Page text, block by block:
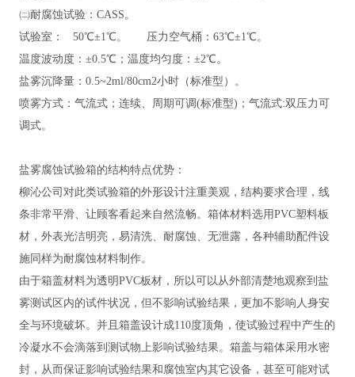
㈡耐腐蚀试验： CASS。
试验室：
50℃±1℃。 压力空气桶：63℃±1℃。
温度波动度： ±0.5℃；温度均匀度：±2℃。
盐雾沉降量： 0.5~2ml/80cm2小时（标准型）。
喷雾方式：气流式；连续、周期可调(标准型)；气流式:双压力可
调式。
盐雾腐蚀试验箱的结构特点优势：
柳沁公司对此类试验箱的外形设计注重美观，结构要求合理，线
条非常平滑、让顾客看起来自然流畅。箱体材料选用PVC塑料板
材，外表光洁明亮，易清洗、耐腐蚀、无泄露，各种辅助配件设
施同样为耐腐蚀材料制作。
由于箱盖材料为透明PVC板材，所以可以从外部清楚地观察到盐
雾测试区内的试件状况，但不影响试验结果，更加不影响人身安
全与环境破坏。并且箱盖设计成110度顶角，使试验过程中产生的
冷凝水不会滴落到测试物上影响试验结果。箱盖与箱体采用水密
封，从而保证影响试验结果和腐蚀室内其它设备，甚至可能对试